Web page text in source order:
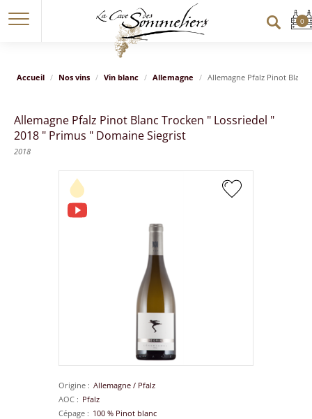
Accueil Nos vins Vin blanc Allemagne Allemagne Pfalz Pinot Blanc
Allemagne Pfalz Pinot Blanc Trocken " Lossriedel "
2018 " Primus " Domaine Siegrist
2018
Origine Allemagne / Pfalz
AOC
Pfalz
Cépage
100 % Pinot blanc